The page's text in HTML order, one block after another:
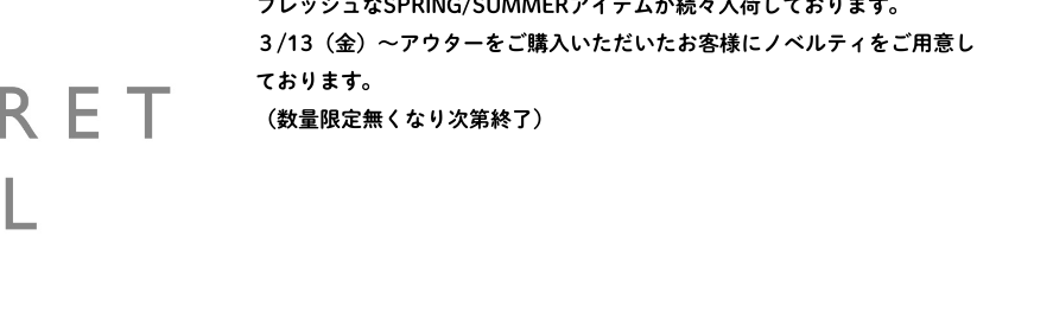
フレッシュなSPRING/SUMMERアイテムが続々入荷しております。
３/13（金）～アウターをご購入いただいたお客様にノベルティをご用意し
ております。
（数量限定無くなり次第終了）